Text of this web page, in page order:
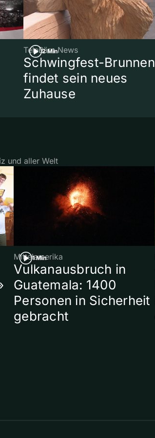
2 Min
TeleBärn News
Schwingfest-Brunnen
findet sein neues
Zuhause
und aller Welt
1 Min
Mittelamerika
Vulkanausbruch in
Guatemala: 1400
Personen in Sicherheit
gebracht